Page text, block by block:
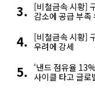
[비철금속 시황]
감소에 공급 부족
[비철금속 시황]
우려에 강세
‘낸드 점유율
사이클 타고 글로